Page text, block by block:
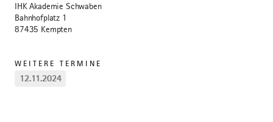
IHK Akademie Schwaben
Bahnhofplatz 1
87435 Kempten
WEITERE TERMINE
12.11.2024